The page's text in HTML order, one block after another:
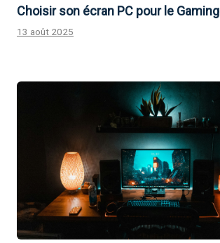
Choisir son écran PC pour le Gaming
13 août 2025